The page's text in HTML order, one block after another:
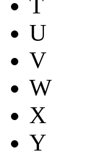
U
V
W
X
Y